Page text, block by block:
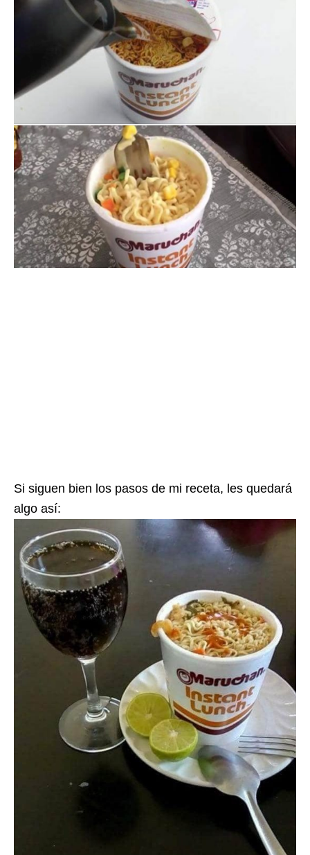
Si siguen bien los pasos de mi receta, les quedará
algo así: